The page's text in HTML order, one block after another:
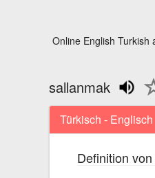
Online English Turkish
sallanmak
Türkisch - Englisch
Definition von